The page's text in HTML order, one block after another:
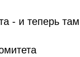
- и теперь